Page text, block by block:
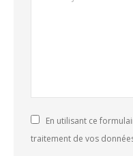
En utilisant ce
traitement de vos